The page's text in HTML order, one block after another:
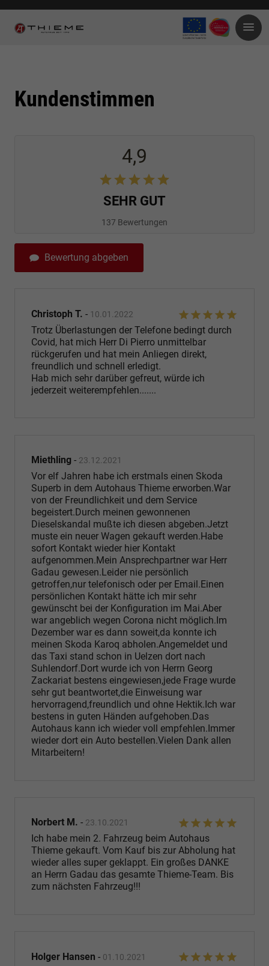
Kundenstimmen
4,9
SEHR GUT
137 Bewertungen
Bewertung abgeben
Christoph T. - 10.01.2022
Trotz Überlastungen der Telefone bedingt durch
Covid, hat mich Herr Di Pierro unmittelbar
rückgerufen und hat mein Anliegen direkt,
freundlich und schnell erledigt.
Hab mich sehr darüber gefreut, würde ich
jederzeit weiterempfehlen.......
Miethling - 23.12.2021
Vor elf Jahren habe ich erstmals einen Skoda
Superb in dem Autohaus Thieme erworben.War
von der Freundlichkeit und dem Service
begeistert.Durch meinen gewonnenen
Dieselskandal mußte ich diesen abgeben.Jetzt
muste ein neuer Wagen gekauft werden.Habe
sofort Kontakt wieder hier Kontakt
aufgenommen.Mein Ansprechpartner war Herr
Gadau gewesen.Leider nie persönlich
getroffen,nur telefonisch oder per Email.Einen
persönlichen Kontakt hätte ich mir sehr
gewünscht bei der Konfiguration im Mai.Aber
war angeblich wegen Corona nicht möglich.Im
Dezember war es dann soweit,da konnte ich
meinen Skoda Karoq abholen.Angemeldet und
das Taxi stand schon in Uelzen dort nach
Suhlendorf.Dort wurde ich von Herrn Georg
Zackariat bestens eingewiesen,jede Frage wurde
sehr gut beantwortet,die Einweisung war
hervorragend,freundlich und ohne Hektik.Ich war
bestens in guten Händen aufgehoben.Das
Autohaus kann ich wieder voll empfehlen.Immer
wieder dort ein Auto bestellen.Vielen Dank allen
Mitarbeitern!
Norbert M. - 23.10.2021
Ich habe mein 2. Fahrzeug beim Autohaus
Thieme gekauft. Vom Kauf bis zur Abholung hat
wieder alles super geklappt. Ein großes DANKE
an Herrn Gadau das gesamte Thieme-Team. Bis
zum nächsten Fahrzeug!!!
Holger Hansen - 01.10.2021